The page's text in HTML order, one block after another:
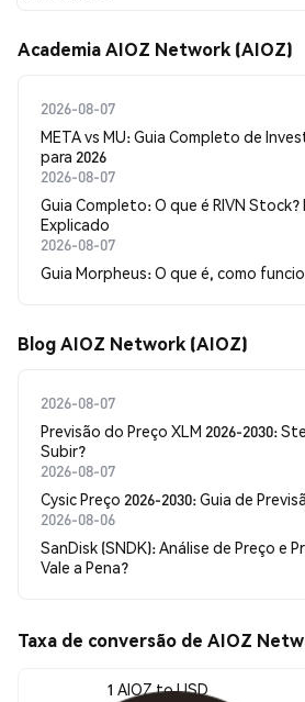
Academia AIOZ Network (AIOZ)
2026-08-07
META vs MU: Guia Completo de
para 2026
2026-08-07
Guia Completo: O que é RIVN
Explicado
2026-08-07
Guia Morpheus: O que é, como
Blog AIOZ Network (AIOZ)
2026-08-07
Previsão do Preço XLM 2026-2030:
Subir?
2026-08-07
Cysic Preço 2026-2030: Guia de
2026-08-06
SanDisk (SNDK): Análise de Preço e
Vale a Pena?
Taxa de conversão de AIOZ
1 AIOZ to USD